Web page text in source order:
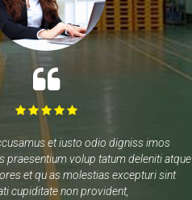
et iusto odio digniss imos
praesentium volup tatum deleniti atque
et qu as molestias excepturi sint
cupiditate non provident,